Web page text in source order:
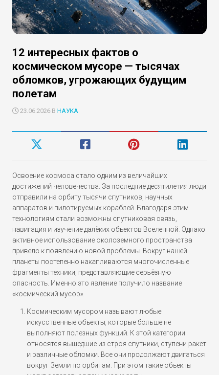
12 интересных фактов о
космическом мусоре — тысячах
обломков, угрожающих будущим
полетам
23.06.2026 В НАУКА
Освоение космоса стало одним из величайших
достижений человечества. За последние десятилетия люди
отправили на орбиту тысячи спутников, научных
аппаратов и пилотируемых кораблей. Благодаря этим
технологиям стали возможны спутниковая связь,
навигация и изучение далёких объектов Вселенной. Однако
активное использование околоземного пространства
привело к появлению новой проблемы. Вокруг нашей
планеты постепенно накапливаются многочисленные
фрагменты техники, представляющие серьёзную
опасность. Именно это явление получило название
«космический мусор».
Космическим мусором называют любые
искусственные объекты, которые больше не
выполняют полезных функций. К этой категории
относятся вышедшие из строя спутники, ступени ракет
и различные обломки. Все они продолжают двигаться
вокруг Земли по орбитам. При этом такие объекты